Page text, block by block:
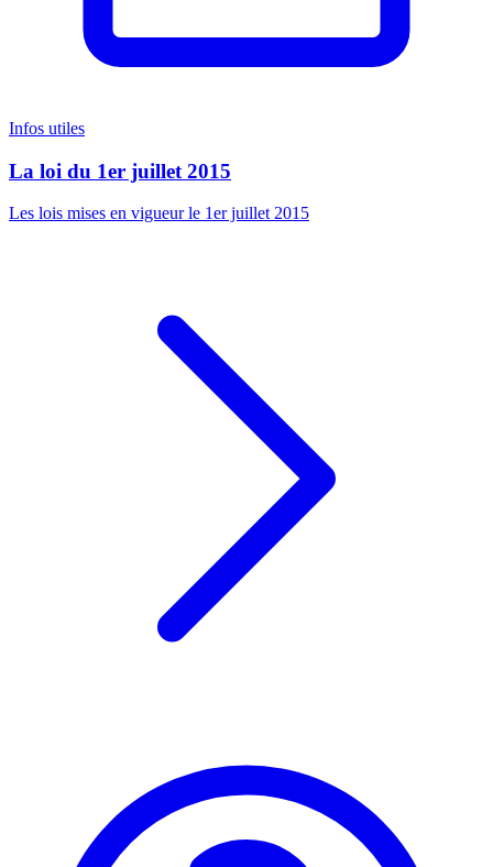
Infos utiles
La loi du 1er juillet 2015
Les lois mises en vigueur le 1er juillet 2015